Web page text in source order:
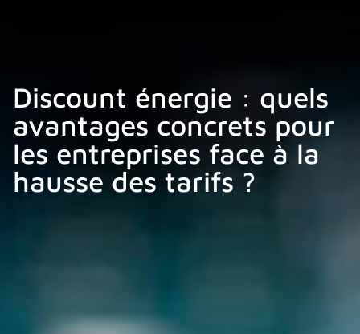
Discount énergie : quels
avantages concrets pour
les entreprises face à la
hausse des tarifs ?